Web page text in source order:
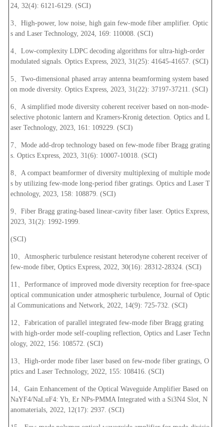
24, 32(4): 6121-6129. (SCI)
3、High-power, low noise, high gain few-mode fiber amplifier. Optic
s and Laser Technology, 2024, 169: 110008. (SCI)
4、Low-complexity LDPC decoding algorithms for ultra-high-order
modulated signals. Optics Express, 2023, 31(25): 41645-41657. (SCI)
5、Two-dimensional phased array antenna beamforming system based
on mode diversity. Optics Express, 2023, 31(22): 37197-37211. (SCI)
6、A simplified mode diversity coherent receiver based on non-mode-
selective photonic lantern and Kramers-Kronig detection. Optics and L
aser Technology, 2023, 161: 109229. (SCI)
7、Mode add-drop technology based on few-mode fiber Bragg grating
s. Optics Express, 2023, 31(6): 10007-10018. (SCI)
8、A compact beamformer of diversity multiplexing of multiple mode
s by utilizing few-mode long-period fiber gratings. Optics and Laser T
echnology, 2023, 158: 108879. (SCI)
9、Fiber Bragg grating-based linear-cavity fiber laser. Optics Express,
2023, 31(2): 1992-1999.
(SCI)
10、Atmospheric turbulence resistant heterodyne coherent receiver of
few-mode fiber, Optics Express, 2022, 30(16): 28312-28324. (SCI)
11、Performance of improved mode diversity reception for free-space
optical communication under atmospheric turbulence, Journal of Optic
al Communications and Network, 2022, 14(9): 725-732. (SCI)
12、Fabrication of parallel integrated few-mode fiber Bragg grating
with high-order mode self-coupling reflection, Optics and Laser Techn
ology, 2022, 156: 108572. (SCI)
13、High-order mode fiber laser based on few-mode fiber gratings, O
ptics and Laser Technology, 2022, 155: 108416. (SCI)
14、Gain Enhancement of the Optical Waveguide Amplifier Based on
NaYF4/NaLuF4: Yb, Er NPs-PMMA Integrated with a Si3N4 Slot, N
anomaterials, 2022, 12(17): 2937. (SCI)